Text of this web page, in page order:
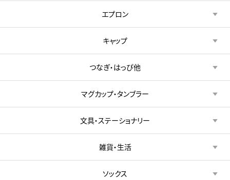
エプロン
キャップ
つなぎ・はっぴ他
マグカップ・タンブラー
文具・ステーショナリー
雑貨・生活
ソックス